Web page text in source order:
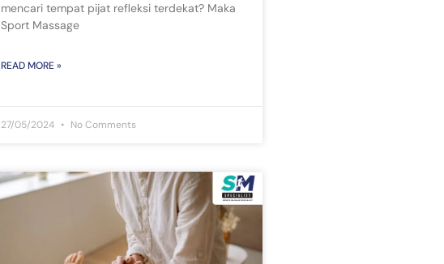
mencari tempat pijat refleksi terdekat? Maka
Sport Massage
READ MORE »
27/05/2024 No Comments